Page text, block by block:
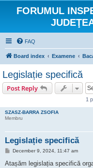
FORUMUL
FAQ
Board index Examene
Legislație specifică
Post Reply
1
SZASZ-BARRA ZSOFIA
Membru
Legislație specifică
P
s
December 9, 2024, 11:47 am
Atașăm legislația specifică